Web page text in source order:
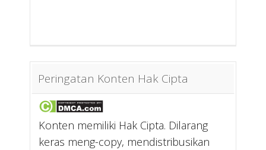
Peringatan Konten Hak Cipta
Konten memiliki Hak Cipta. Dilarang
keras meng-copy, mendistribusikan